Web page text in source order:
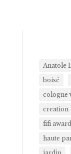
Anatole
boisé
cologne
creation
fifi
haute